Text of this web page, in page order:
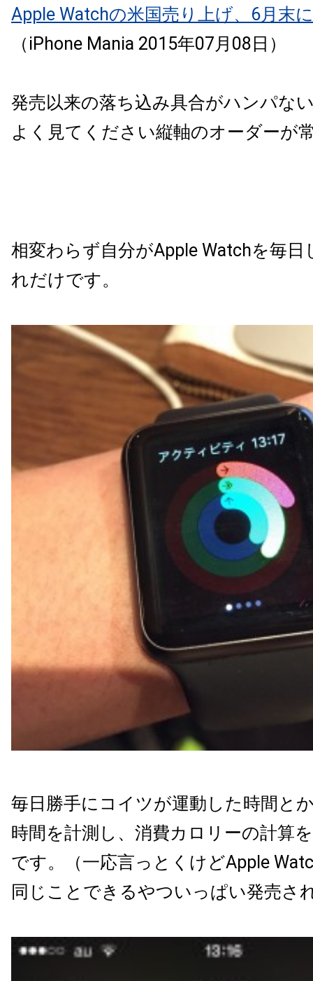
Apple Watchの米国売り上げ、6月末
（iPhone Mania 2015年07月08日）
発売以来の落ち込み具合がハンパな
よく見てください縦軸のオーダーが
相変わらず自分がApple Watchを毎日
れだけです。
毎日勝手にコイツが運動した時間と
時間を計測し、消費カロリーの計算
です。（一応言っとくけどApple
同じことできるやついっぱい発売さ